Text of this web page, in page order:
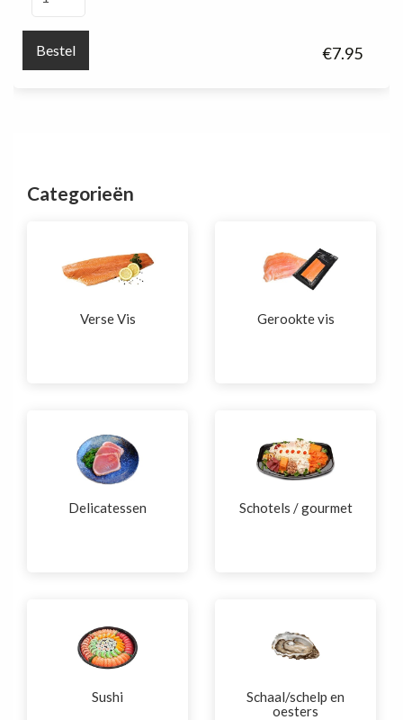
€7.95
in
kruidenazijn
Bestel
Categorieën
Verse Vis Gerookte vis
Delicatessen Schotels / gourmet
Sushi
Schaal/schelp en
oesters